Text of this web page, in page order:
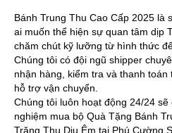
Bánh Trung Thu Cao Cấp 2025 là
ai muốn thể hiện sự quan tâm dịp
chăm chút kỹ lưỡng từ hình thức
Chúng tôi có đội ngũ shipper
nhận hàng, kiểm tra và thanh
hỗ trợ vận chuyển.
Chúng tôi luôn hoạt động 24/24
nghiệm mua bộ Quà Tặng Bánh
Trăng Thu Dịu Êm tại Phú Cường